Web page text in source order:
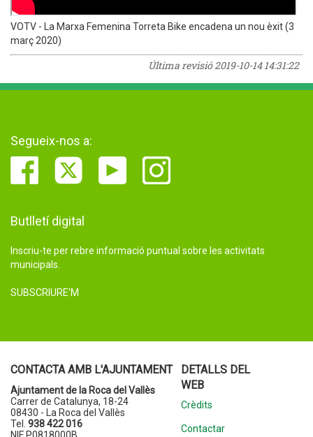
VOTV - La Marxa Femenina Torreta Bike encadena un nou èxit (3
març 2020)
Última revisió2019-10-14 14:31:22
Segueix-nos a:
Butlletí digital
Inscriu-te per rebre informació puntual sobre les activitats
municipals.
SUBSCRIURE'M
CONTACTA AMB L'AJUNTAMENT
Ajuntament de la Roca del Vallès
Carrer de Catalunya, 18-24
08430 - La Roca del Vallès
Tel. 938 422 016
DETALLS DEL
WEB
Crèdits
Contactar